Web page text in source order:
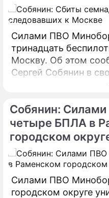
Силами ПВО
тринадцать
Москву. Об этом
Сергей Собянин в
БПЛА уничтожены в
Собянин:
четыре БПЛА в
городском
Силами ПВО
городском округе